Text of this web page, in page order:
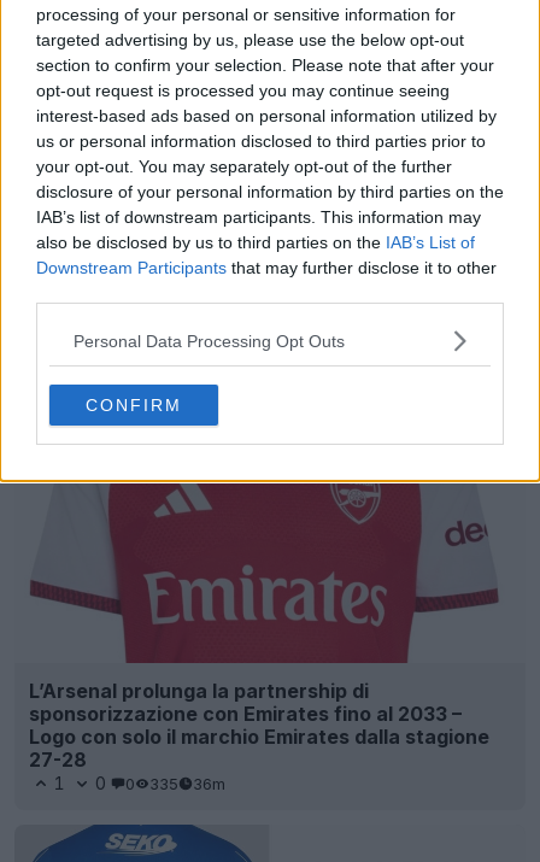
processing of your personal or sensitive information for
targeted advertising by us, please use the below opt-out
section to confirm your selection. Please note that after your
opt-out request is processed you may continue seeing
interest-based ads based on personal information utilized by
us or personal information disclosed to third parties prior to
your opt-out. You may separately opt-out of the further
disclosure of your personal information by third parties on the
IAB’s list of downstream participants. This information may
also be disclosed by us to third parties on the IAB’s List of
Downstream Participants that may further disclose it to other
Personal Data Processing Opt Outs
CONFIRM
L’Arsenal prolunga la partnership di
sponsorizzazione con Emirates fino al 2033 –
Logo con solo il marchio Emirates dalla stagione
27-28
1 0 0 335 36m